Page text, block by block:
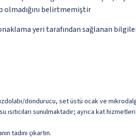
olmadığını belirtmemiştir
yeri tarafından sağlanan
dondurucu, set üstü ocak ve
sunulmaktadır; ayrıca kat
tadını çıkartın.